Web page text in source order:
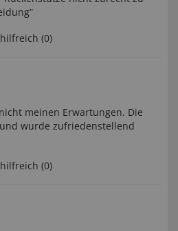
(0)
meinen Erwartungen. Die
wurde zufriedenstellend
(0)